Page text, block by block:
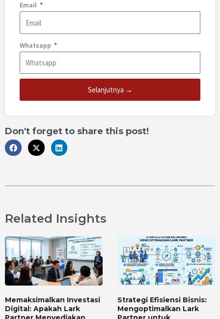
Email
Whatsapp
Selanjutnya →
Don't forget to share this post!
Related Insights
Memaksimalkan Investasi
Digital: Apakah Lark
Strategi Efisiensi Bisnis:
Mengoptimalkan Lark